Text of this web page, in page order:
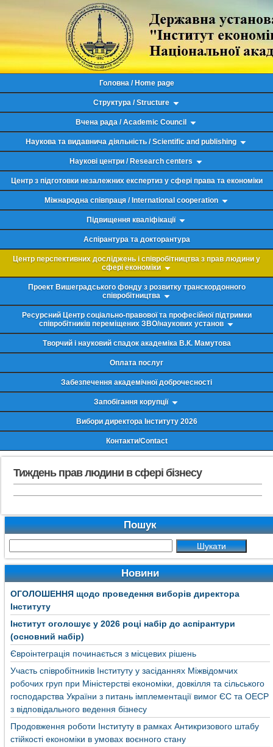
Головна / Home page
Структура / Structure
Вчена рада / Academic Council
Наукова та видавнича діяльність / Scientific and publishing
Наукові центри / Research centers
Центр з підготовки незалежних експертиз у сфері права та економіки
Міжнародна співпраця / International cooperation
Підвищення кваліфікації
Аспірантура та докторантура
Центр перспективних досліджень і співробітництва з прав людини у
сфері економіки
Проект Вишеградського фонду з розвитку транскордонного
співробітництва
Ресурсний Центр соціально-правової та професійної підтримки
співробітників переміщених ЗВО/наукових установ
Творчий і науковий спадок академіка В.К. Мамутова
Оплата послуг
Забезпечення академічної доброчесності
Запобігання корупції
Вибори директора Інституту 2026
Контакти/Contact
Тиждень прав людини в сфері бізнесу
Пошук
Новини
ОГОЛОШЕННЯ щодо проведення виборів директора
Інституту
Інститут оголошує у 2026 році набір до аспірантури
(основний набір)
Євроінтеграція починається з місцевих рішень
Участь співробітників Інституту у засіданнях Міжвідомчих
робочих груп при Міністерстві економіки, довкілля та сільського
господарства України з питань імплементації вимог ЄС та ОЕСР
з відповідального ведення бізнесу
Продовження роботи Інституту в рамках Антикризового штабу
стійкості економіки в умовах воєнного стану